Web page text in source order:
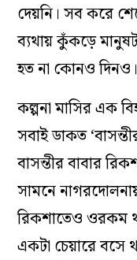
দেয়নি। সব করে
ব‌্যথায় কুঁকড়ে
হত না কোনও দিনও।
কল্পনা মাসির এক
সবাই ডাকত
বাসন্তীর বাবার
সামনে
রিকশাতেও ওরকম
একটা চেয়ারে বসে